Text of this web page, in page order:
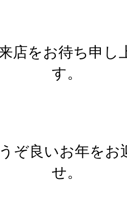
店をお待ち申し
す。
ぞ良いお年をお
せ。